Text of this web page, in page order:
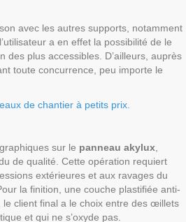
avec les autres supports, notamment
a en effet la possibilité de le
des plus accessibles. D’ailleurs, auprès
toute concurrence, peu importe le
de chantier à petits prix.
sur le panneau akylux,
de qualité. Cette opération requiert
extérieures et aux ravages du
la finition, une couche plastifiée anti-
client final a le choix entre des œillets
et qui ne s’oxyde pas.